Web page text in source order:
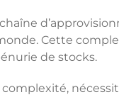
Cette
de stocks.